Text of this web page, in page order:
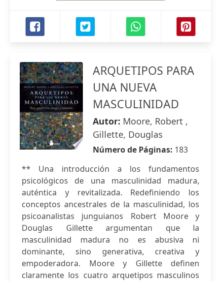
ARQUETIPOS PARA
UNA NUEVA
MASCULINIDAD
Autor: Moore, Robert ,
Gillette, Douglas
Número de Páginas: 183
** Una introducción a los fundamentos
psicológicos de una masculinidad madura,
auténtica y revitalizada. Redefiniendo los
conceptos ancestrales de la masculinidad, los
psicoanalistas junguianos Robert Moore y
Douglas Gillette argumentan que la
masculinidad madura no es abusiva ni
dominante, sino generativa, creativa y
empoderadora. Moore y Gillette definen
claramente los cuatro arquetipos masculinos